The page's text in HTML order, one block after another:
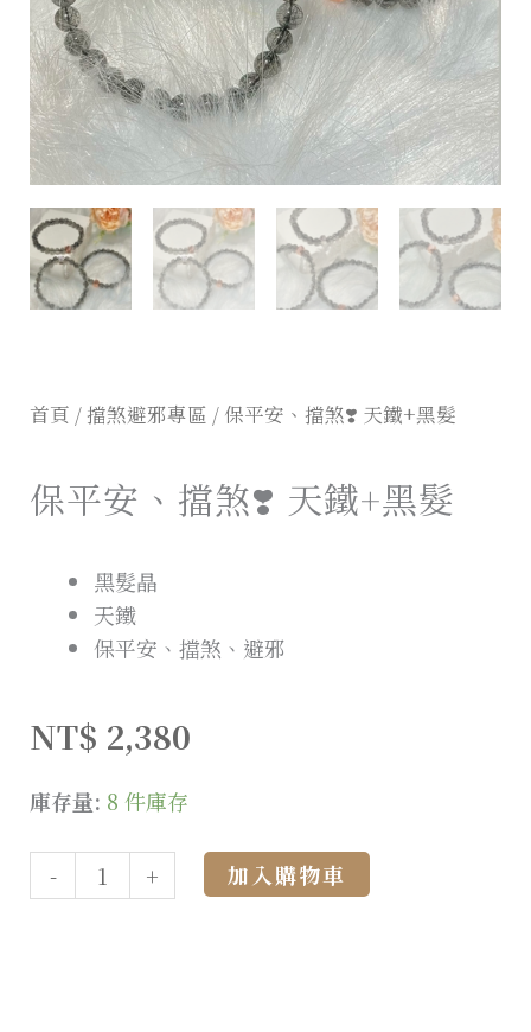
首頁 / 擋煞避邪專區 / 保平安、擋煞❣️ 天鐵+黑髮
保平安、擋煞❣️ 天鐵+黑髮
黑髮晶
天鐵
保平安、擋煞、避邪
NT$ 2,380
庫存量: 8 件庫存
- + 加入購物車